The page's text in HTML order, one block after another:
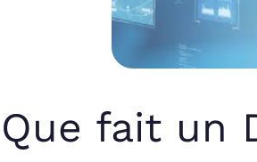
Que fait un